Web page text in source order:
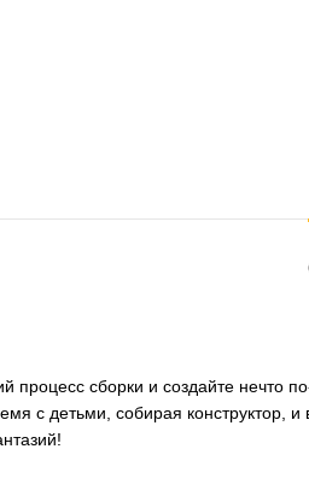
процесс сборки и создайте нечто
с детьми, собирая конструктор, и